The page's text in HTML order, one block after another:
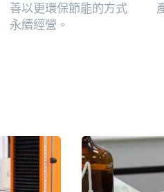
善以更環保節能的方式
永續經營。